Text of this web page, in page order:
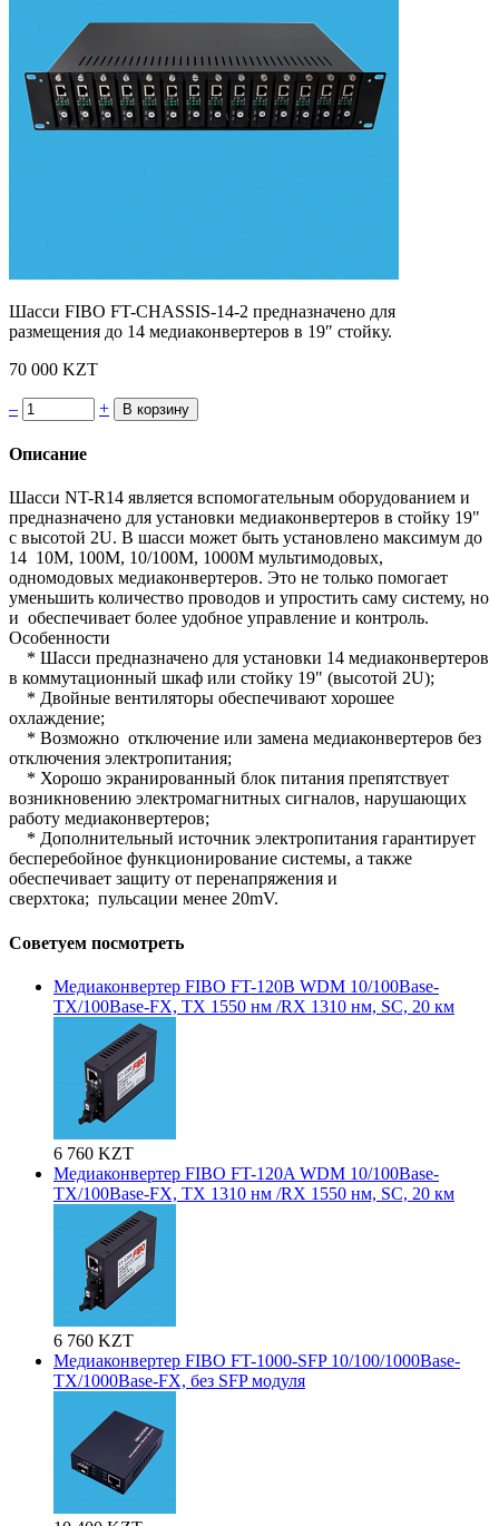
Шасси FIBO FT-CHASSIS-14-2 предназначено для
размещения до 14 медиаконвертеров в 19″ стойку.
70 000 KZT
– +
Описание
Шасси NT-R14 является вспомогательным оборудованием и
предназначено для установки медиаконвертеров в стойку 19"
с высотой 2U. В шасси может быть установлено максимум до
14 10M, 100M, 10/100M, 1000M мультимодовых,
одномодовых медиаконвертеров. Это не только помогает
уменьшить количество проводов и упростить саму систему, но
и обеспечивает более удобное управление и контроль.
Особенности
* Шасси предназначено для установки 14 медиаконвертеров
в коммутационный шкаф или стойку 19" (высотой 2U);
* Двойные вентиляторы обеспечивают хорошее
охлаждение;
* Возможно отключение или замена медиаконвертеров без
отключения электропитания;
* Хорошо экранированный блок питания препятствует
возникновению электромагнитных сигналов, нарушающих
работу медиаконвертеров;
* Дополнительный источник электропитания гарантирует
бесперебойное функционирование системы, а также
обеспечивает защиту от перенапряжения и
сверхтока; пульсации менее 20mV.
Советуем посмотреть
Медиаконвертер FIBO FT-120B WDM 10/100Base-
TX/100Base-FX, TX 1550 нм /RX 1310 нм, SC, 20 км
6 760 KZT
Медиаконвертер FIBO FT-120A WDM 10/100Base-
TX/100Base-FX, TX 1310 нм /RX 1550 нм, SC, 20 км
6 760 KZT
Медиаконвертер FIBO FT-1000-SFP 10/100/1000Base-
TX/1000Base-FX, без SFP модуля